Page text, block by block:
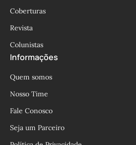
Coberturas
Revista
Colunistas
Informações
Quem somos
Nosso Time
Fale Conosco
Seja um Parceiro